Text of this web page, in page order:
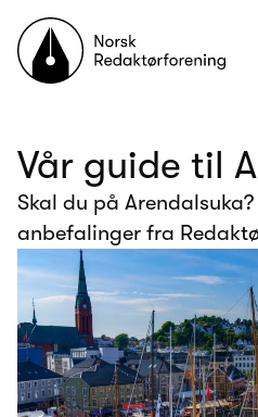
Til forsiden
Vår guide til
Skal du på
anbefalinger fra